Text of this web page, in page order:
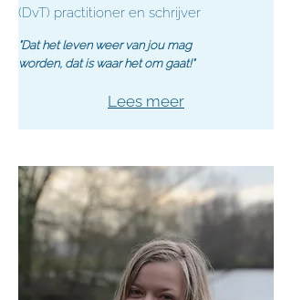
(DvT) practitioner en schrijver
"Dat het leven weer van jou mag
worden, dat is waar het om gaat!"
Lees meer